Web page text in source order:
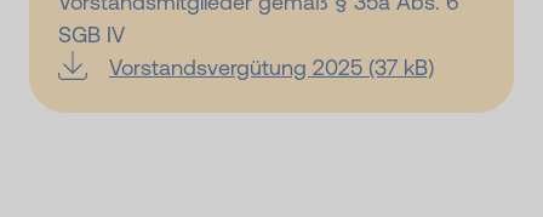
SGB IV
Vorstandsvergütung 2025 (37 kB)